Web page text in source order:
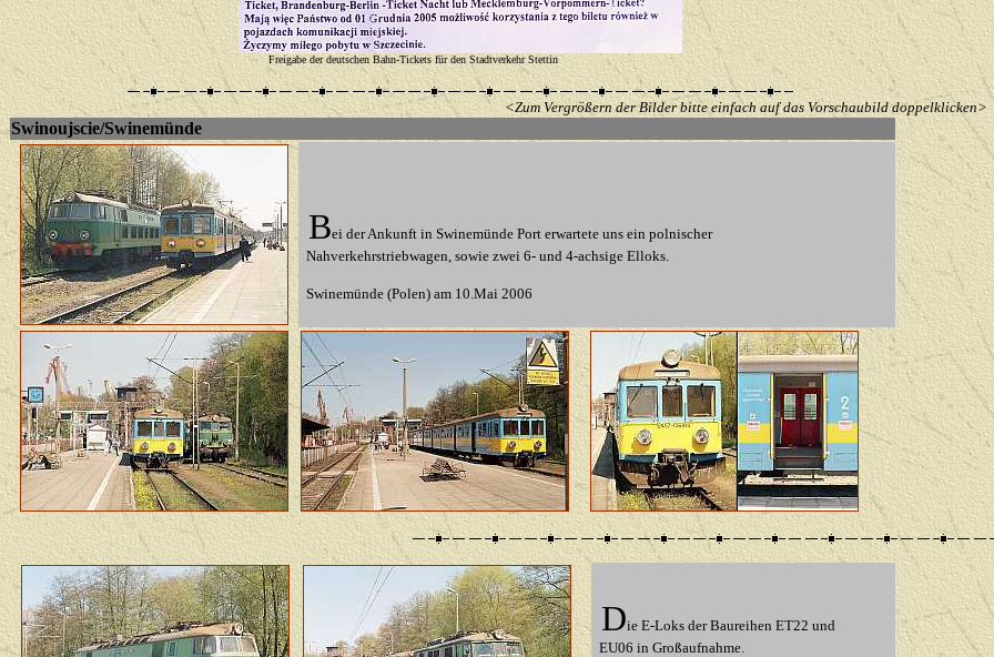
Freigabe der deutschen Bahn-Tickets für den Stadtverkehr Stettin
<Zum Vergrößern der Bilder bitte einfach auf das Vorschaubild doppelklicken>
Swinoujscie/Swinemünde
Bei der Ankunft in Swinemünde Port erwartete uns ein polnischer
Nahverkehrstriebwagen, sowie zwei 6- und 4-achsige Elloks.
Swinemünde (Polen) am 10.Mai 2006
Die E-Loks der Baureihen ET22 und
EU06 in Großaufnahme.